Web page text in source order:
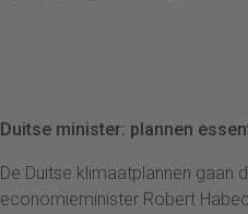
Duitse minister: plannen
De Duitse klimaatplannen
economieminister Robert